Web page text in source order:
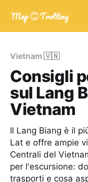
Vietnam 🇻🇳
Consigli
sul Lang
Vietnam
Il Lang Biang è il
Lat e offre ampie
Centrali del
per l'escursione:
trasporti e cosa